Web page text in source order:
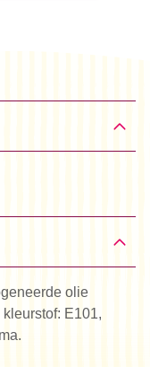
olie
E101,